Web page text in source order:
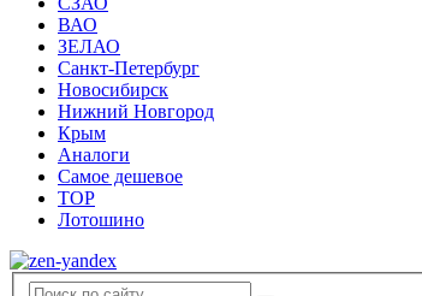
ВАО
ЗЕЛАО
Санкт-Петербург
Новосибирск
Нижний Новгород
Крым
Аналоги
Самое дешевое
TOP
Лотошино